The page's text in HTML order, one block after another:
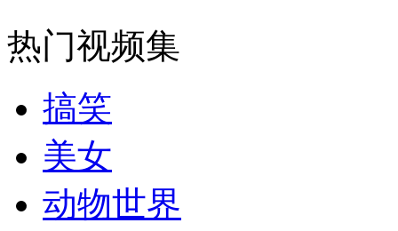
热门视频集
搞笑
美女
动物世界